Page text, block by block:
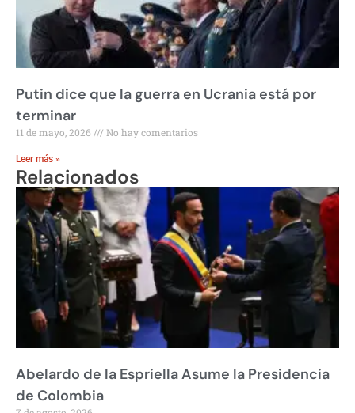
Putin dice que la guerra en Ucrania está por
terminar
11 de mayo, 2026 No hay comentarios
Leer más »
Relacionados
Abelardo de la Espriella Asume la Presidencia
de Colombia